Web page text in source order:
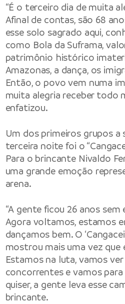
“É o terceiro dia de muita
Afinal de contas, são 68
esse solo sagrado aqui,
como Bola da Suframa,
patrimônio histórico
Amazonas, a dança, os
Então, o povo vem numa
muita alegria receber todo
enfatizou.
Um dos primeiros grupos a
terceira noite foi o
Para o brincante Nivaldo
uma grande emoção
arena.
“A gente ficou 26 anos
Agora voltamos, estamos
dançamos bem. O
mostrou mais uma vez que
Estamos na luta, vamos
concorrentes e vamos para
quiser, a gente leva esse
brincante.